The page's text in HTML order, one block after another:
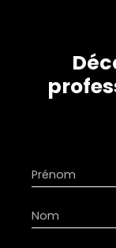
Prénom
Nom